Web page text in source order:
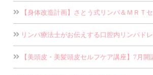
【身体改造計画】さとう式リンパ＆ＭＲＴ
リンパ療法士がお伝えする口腔内リンパド
【美頭皮・美髪頭皮セルフケア講座】7月開